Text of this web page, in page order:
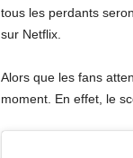
tous les perdants
sur Netflix.
Alors que les fans
moment. En effet, le